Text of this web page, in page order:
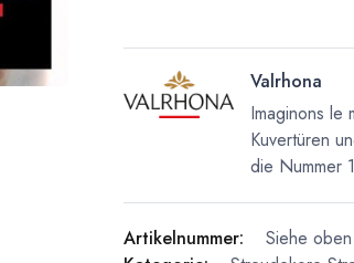
Valrhona
Imaginons le
Kuvertüren
die Nummer
Artikelnummer:
Siehe